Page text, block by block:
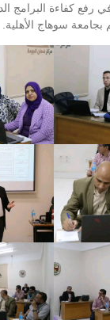
في رفع كفاءة البرامج
بجامعة سوهاج الأهلية.